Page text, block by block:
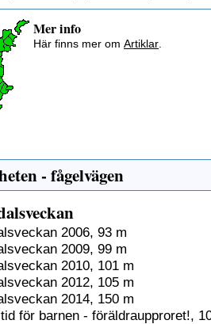
Mer info
Här finns mer om Artiklar.
- fågelvägen
2006, 93 m
2009, 99 m
2010, 101 m
2012, 105 m
2014, 150 m
för barnen - föräldraupproret!,